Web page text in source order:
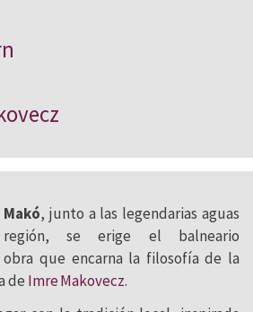
Makó, junto a las legendarias aguas
se erige el balneario
que encarna la filosofía de la
de Imre Makovecz.